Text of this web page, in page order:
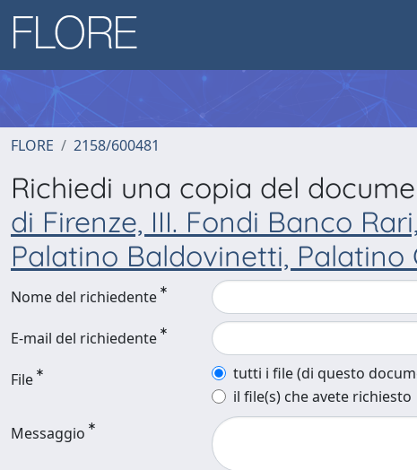
FLORE 2158/600481
Richiedi una copia del
di Firenze, III. Fondi Banco
Palatino Baldovinetti, Palatino
Nome del richiedente
E-mail del richiedente
File
tutti i file (di questo
il file(s) che avete richiesto
Messaggio